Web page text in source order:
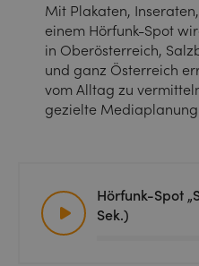
Mit Plakaten,
einem Hörfunk-Spot
in Oberösterreich,
und ganz Österreich
vom Alltag zu
gezielte Mediaplanung.
Hörfunk-Spot
Sek.)